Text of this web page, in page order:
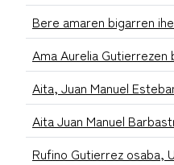
Bere amaren bigarren
Ama Aurelia Gutierrezen
Aita, Juan Manuel
Aita Juan Manuel
Rufino Gutierrez osaba,